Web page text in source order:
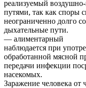
реализуемый
путями, так как споры
неограниченно долго
дыхательные пути.
— алиментарный
наблюдается при
обработанной мясной
передачи инфекции
насекомых.
Заражение человека от